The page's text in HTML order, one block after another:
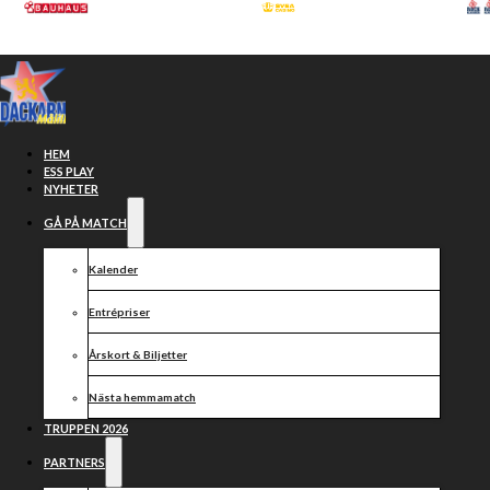
Hoppa till huvudinnehåll
HEM
ESS PLAY
NYHETER
GÅ PÅ MATCH
Kalender
Entrépriser
Årskort & Biljetter
Nästa hemmamatch
TRUPPEN 2026
PARTNERS
Förlust mot